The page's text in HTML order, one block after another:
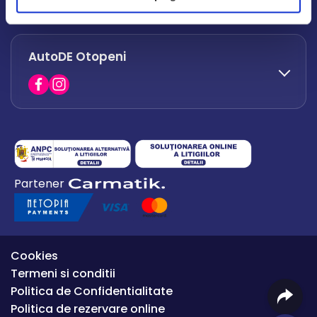
office.afumati@autode.ro
0730 063 852
0730 063 851
AutoDE Otopeni
0754 649 360
office.premium@autode.ro
Partener
Cookies
Termeni si conditii
Politica de Confidentialitate
Politica de rezervare online